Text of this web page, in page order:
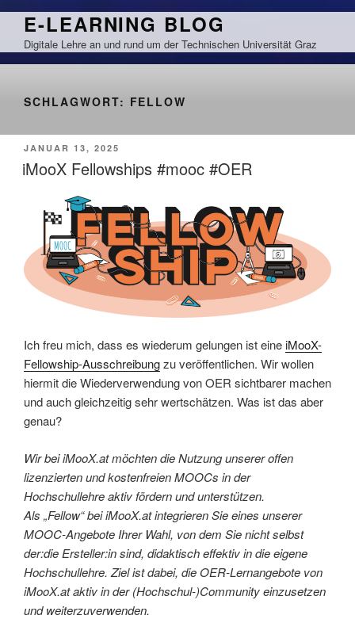
Zum
springen
E-LEARNING BLOG
Digitale Lehre an und rund um der Technischen Universität Graz
SCHLAGWORT: FELLOW
VERÖFFENTLICHT
AM
JANUAR 13, 2025
iMooX Fellowships #mooc #OER
Ich freu mich, dass es wiederum gelungen ist eineiMooX-
Fellowship-Ausschreibungzu veröffentlichen. Wir wollen
hiermit die Wiederverwendung von OER sichtbarer machen
und auch gleichzeitig sehr wertschätzen. Was ist das aber
genau?
Wir bei iMooX.at möchten die Nutzung unserer offen
lizenzierten und kostenfreien MOOCs in der
Hochschullehre aktiv fördern und unterstützen.
Als „Fellow“ bei iMooX.at integrieren Sie eines unserer
MOOC-Angebote Ihrer Wahl, von dem Sie nicht selbst
der:die Ersteller:in sind, didaktisch effektiv in die eigene
Hochschullehre. Ziel ist dabei, die OER-Lernangebote von
iMooX.at aktiv in der (Hochschul-)Community einzusetzen
und weiterzuverwenden.